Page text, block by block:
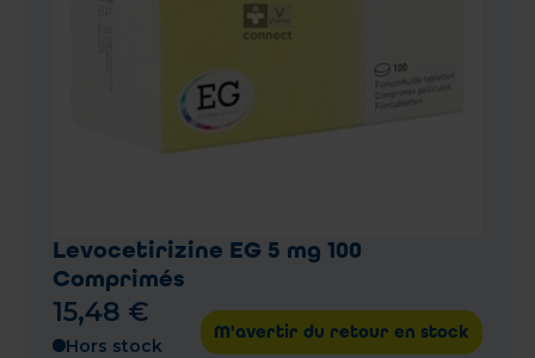
Levocetirizine EG 5 mg 100
Comprimés
15,48 €
Hors stock
M'avertir du retour en stock